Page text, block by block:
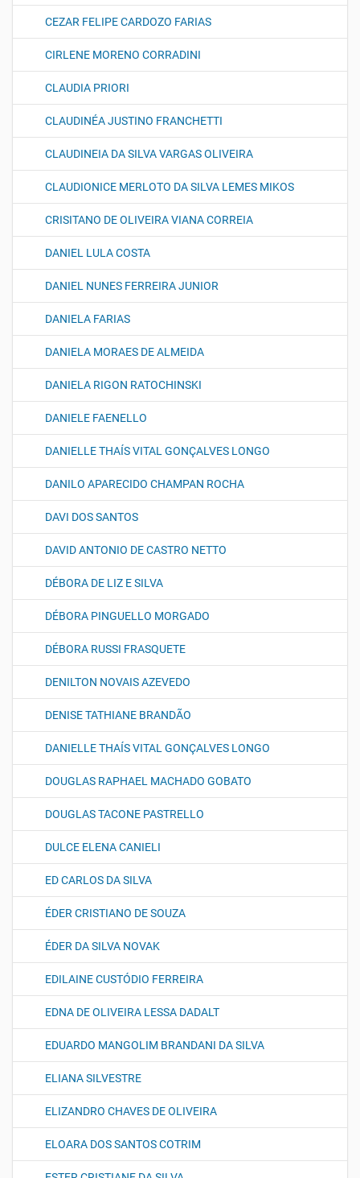
CEZAR FELIPE CARDOZO FARIAS
CIRLENE MORENO CORRADINI
CLAUDIA PRIORI
CLAUDINÉA JUSTINO FRANCHETTI
CLAUDINEIA DA SILVA VARGAS OLIVEIRA
CLAUDIONICE MERLOTO DA SILVA LEMES MIKOS
CRISITANO DE OLIVEIRA VIANA CORREIA
DANIEL LULA COSTA
DANIEL NUNES FERREIRA JUNIOR
DANIELA FARIAS
DANIELA MORAES DE ALMEIDA
DANIELA RIGON RATOCHINSKI
DANIELE FAENELLO
DANIELLE THAÍS VITAL GONÇALVES LONGO
DANILO APARECIDO CHAMPAN ROCHA
DAVI DOS SANTOS
DAVID ANTONIO DE CASTRO NETTO
DÉBORA DE LIZ E SILVA
DÉBORA PINGUELLO MORGADO
DÉBORA RUSSI FRASQUETE
DENILTON NOVAIS AZEVEDO
DENISE TATHIANE BRANDÃO
DANIELLE THAÍS VITAL GONÇALVES LONGO
DOUGLAS RAPHAEL MACHADO GOBATO
DOUGLAS TACONE PASTRELLO
DULCE ELENA CANIELI
ED CARLOS DA SILVA
ÉDER CRISTIANO DE SOUZA
ÉDER DA SILVA NOVAK
EDILAINE CUSTÓDIO FERREIRA
EDNA DE OLIVEIRA LESSA DADALT
EDUARDO MANGOLIM BRANDANI DA SILVA
ELIANA SILVESTRE
ELIZANDRO CHAVES DE OLIVEIRA
ELOARA DOS SANTOS COTRIM